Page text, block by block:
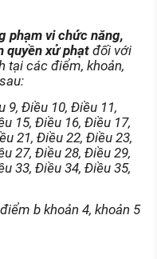
phạm vi chức năng,
quyền xử phạtđối với
tại các điểm, khoản,
9, Điều 10, Điều 11,
15, Điều 16, Điều 17,
21, Điều 22, Điều 23,
27, Điều 28, Điều 29,
33, Điều 34, Điều 35,
b khoản 4, khoản 5